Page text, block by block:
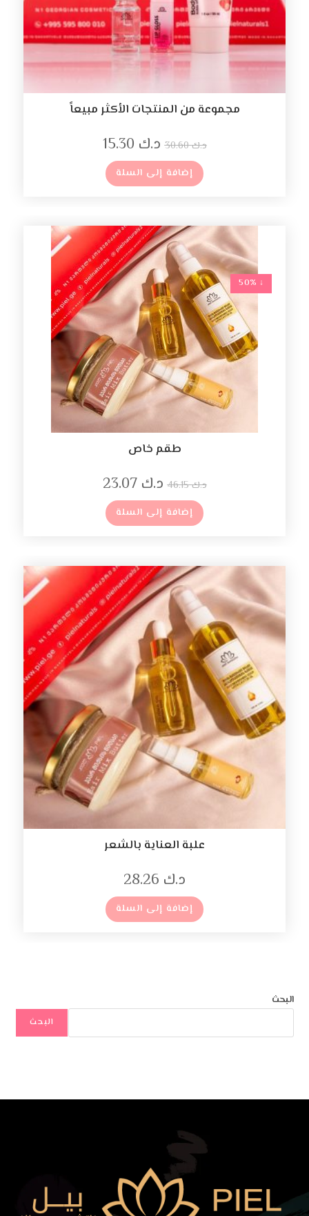
مجموعة من المنتجات الأكثر مبيعاً
د.ك30.60 د.ك
إضافة إلى السلة
↓ 50%
طقم خاص
د.ك46.15 د.ك 23.07
إضافة إلى السلة
علبة العناية بالشعر
د.ك
إضافة إلى السلة
البحث
البحث